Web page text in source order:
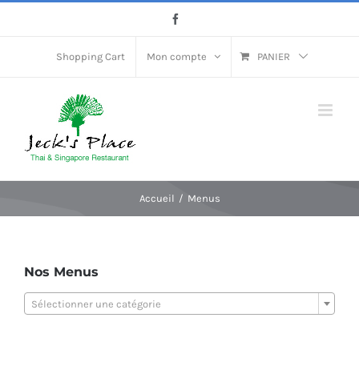
Shopping Cart Mon compte PANIER
Accueil Menus
Nos Menus
Sélectionner une catégorie